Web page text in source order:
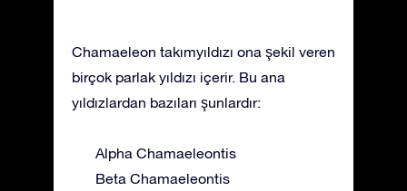
Chamaeleon takımyıldızı ona şekil veren
birçok parlak yıldızı içerir. Bu ana
yıldızlardan bazıları şunlardır:
Alpha Chamaeleontis
Beta Chamaeleontis